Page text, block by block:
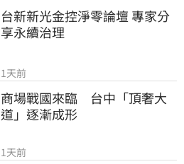
台新新光金控淨零論壇 專家分
享永續治理
1天前
商場戰國來臨　台中「頂奢大
道」逐漸成形
1天前